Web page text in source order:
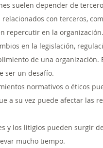
suelen depender de
con terceros,
repercutir en la organización.
en la legislación,
de una organización.
ser un desafío.
normativos o éticos
a su vez puede afectar las
y los litigios pueden surgir
mucho tiempo.